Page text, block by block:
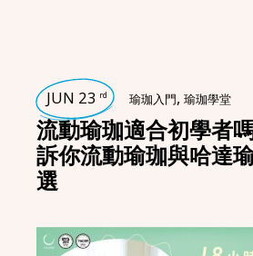
JUN 23 rd 瑜珈入門,瑜珈學堂
流動瑜珈適合初學者
訴你流動瑜珈與哈達
選